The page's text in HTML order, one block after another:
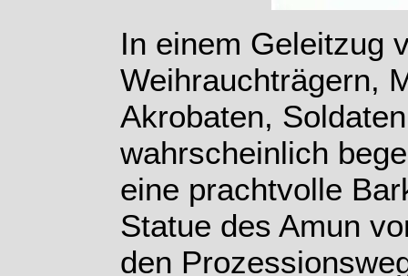
In einem Geleitzug
Weihrauchträgern,
Akrobaten,
wahrscheinlich
eine prachtvolle
Statue des Amun
den